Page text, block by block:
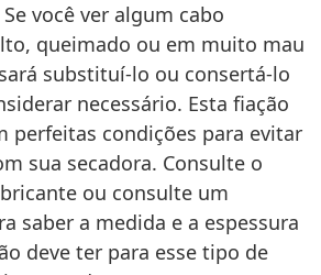
você ver algum cabo
queimado ou em muito mau
substituí-lo ou consertá-lo
necessário. Esta fiação
perfeitas condições para evitar
sua secadora. Consulte o
ou consulte um
saber a medida e a espessura
deve ter para esse tipo de